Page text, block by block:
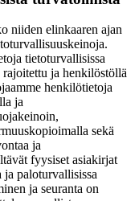
niiden elinkaaren ajan
tietoturvallisissa
ja henkilöstöllä
henkilötietoja
ja
sekä
ja
fyysiset asiakirjat
paloturvallisissa
ja seuranta on